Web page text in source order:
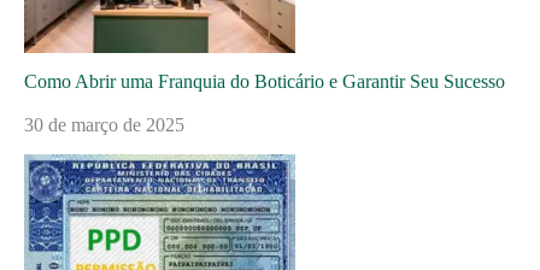
Como Abrir uma Franquia do Boticário e Garantir Seu Sucesso
30 de março de 2025